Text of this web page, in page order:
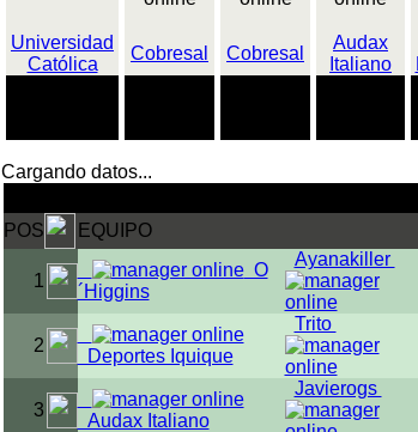
Universidad
Católica
Cobresal Cobresal
Audax
Italiano
Cargando datos...
POS
EQUIPO
1
O
´Higgins
Ayanakiller
2
Deportes Iquique
Trito
3
Audax Italiano
Javierogs